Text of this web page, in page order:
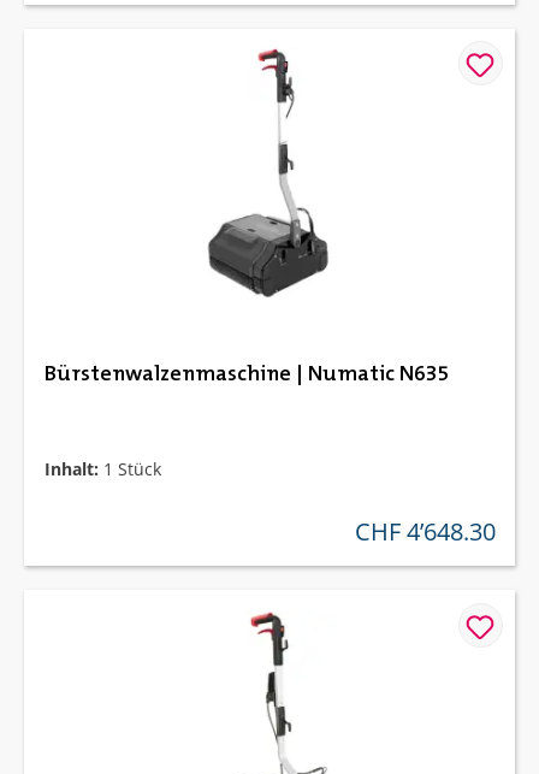
Bürstenwalzenmaschine | Numatic N635
Inhalt: 1 Stück
regulärer preis:
CHF 4’648.30